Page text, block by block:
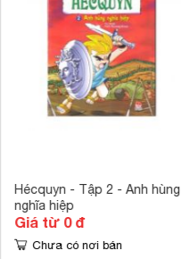
Hécquyn - Tập 2 - Anh hùng
nghĩa hiệp
Giá từ 0 đ
Chưa có nơi bán